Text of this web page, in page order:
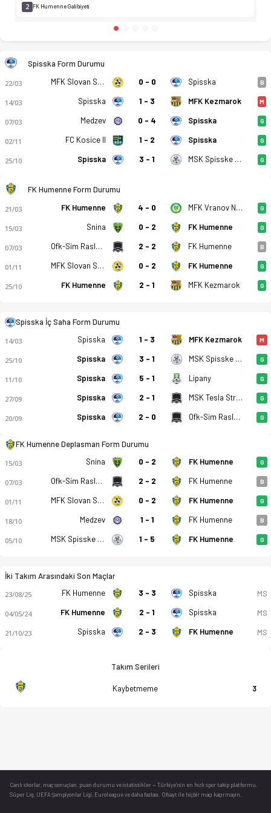
Spisska Nova Ves - FK Humenne 2-2 bitti. Gol anları,
2 FK Humenne Galibiyeti
Spisska Form Durumu
22/03 MFK Slovan Sabinov 0 - 0 Spisska B
14/03 Spisska 1 - 3 MFK Kezmarok M
07/03 Medzev 0 - 4 Spisska G
02/11 FC Kosice II 1 - 2 Spisska G
25/10 Spisska 3 - 1 MSK Spisske Podhradie G
FK Humenne Form Durumu
21/03 FK Humenne 4 - 0 MFK Vranov Nad Topou G
15/03 Snina 0 - 2 FK Humenne G
07/03 Ofk-Sim Raslavice 2 - 2 FK Humenne B
01/11 MFK Slovan Sabinov 0 - 2 FK Humenne G
25/10 FK Humenne 2 - 1 MFK Kezmarok G
Spisska İç Saha Form Durumu
14/03 Spisska 1 - 3 MFK Kezmarok M
25/10 Spisska 3 - 1 MSK Spisske Podhradie G
11/10 Spisska 5 - 1 Lipany G
27/09 Spisska 2 - 1 MSK Tesla Stropkov G
20/09 Spisska 2 - 0 Ofk-Sim Raslavice G
FK Humenne Deplasman Form Durumu
15/03 Snina 0 - 2 FK Humenne G
07/03 Ofk-Sim Raslavice 2 - 2 FK Humenne B
01/11 MFK Slovan Sabinov 0 - 2 FK Humenne G
18/10 Medzev 1 - 1 FK Humenne B
05/10 MSK Spisske Podhradie 1 - 5 FK Humenne G
İki Takım Arasındaki Son Maçlar
23/08/25 FK Humenne 3 - 3 Spisska MS
04/05/24 FK Humenne 2 - 1 Spisska MS
21/10/23 Spisska 2 - 3 FK Humenne MS
Takım Serileri
Kaybetmeme 3
Canlı skorlar , maç sonuçları, puan durumu ve istatistikler — Türkiye’nin en hızlı spor takip platformu.
Süper Lig, UEFA Şampiyonlar Ligi, Euroleague ve daha fazlası. Ofsayt ile hiçbir maçı kaçırmayın.